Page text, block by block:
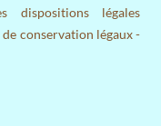
dispositions légales
conservation légaux -